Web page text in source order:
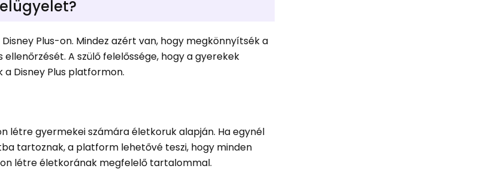
Plus-on. Mindez azért van, hogy megkönnyítsék a
A szülő felelőssége, hogy a gyerekek
Disney Plus platformon.
létre gyermekei számára életkoruk alapján. Ha egynél
tartoznak, a platform lehetővé teszi, hogy minden
létre életkorának megfelelő tartalommal.